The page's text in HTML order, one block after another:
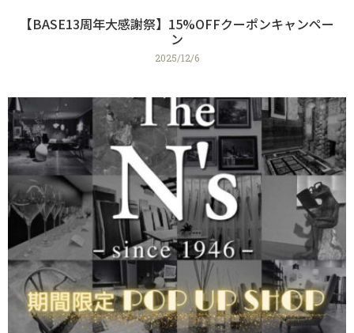
【BASE13周年大感謝祭】15%OFFクーポンキャンペー
ン
2025/12/6